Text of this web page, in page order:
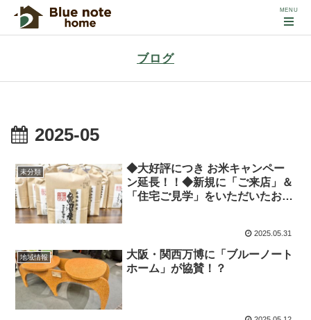
ブログ
2025-05
未分類
◆大好評につき お米キャンペー
ン延長！！◆新規に「ご来店」＆
「住宅ご見学」をいただいたお客
2025.05.31
地域情報
大阪・関西万博に「ブルーノート
ホーム」が協賛！？